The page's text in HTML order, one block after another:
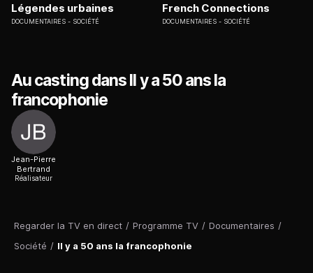
Regarder la TV en direct / Programme TV / Documentaires /
Société / Il y a 50 ans la francophonie
Légendes urbaines
DOCUMENTAIRES SOCIÉTÉ
French Connections
DOCUMENTAIRES SOCIÉTÉ
Au casting dans Il y a 50 ans la
francophonie
Jean-Pierre
Bertrand
Réalisateur